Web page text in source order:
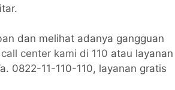
dan melihat adanya gangguan
call center kami di 110 atau layanan
0822-11-110-110, layanan gratis